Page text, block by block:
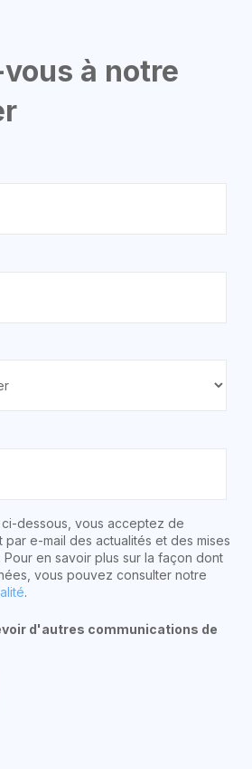
à notre
dessous, vous acceptez de
e-mail des actualités et des mises
en savoir plus sur la façon dont
vous pouvez consulter notre
.
d'autres communications de